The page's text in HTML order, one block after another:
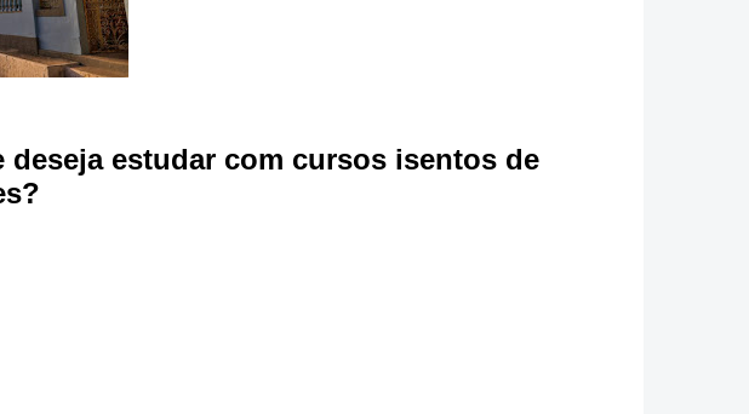
deseja estudar com cursos isentos de